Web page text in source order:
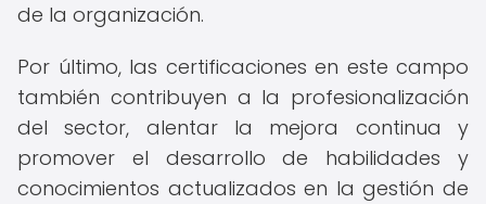
de la organización.
Por último, las certificaciones en este campo
también contribuyen a la profesionalización
del sector, alentar la mejora continua y
promover el desarrollo de habilidades y
conocimientos actualizados en la gestión de